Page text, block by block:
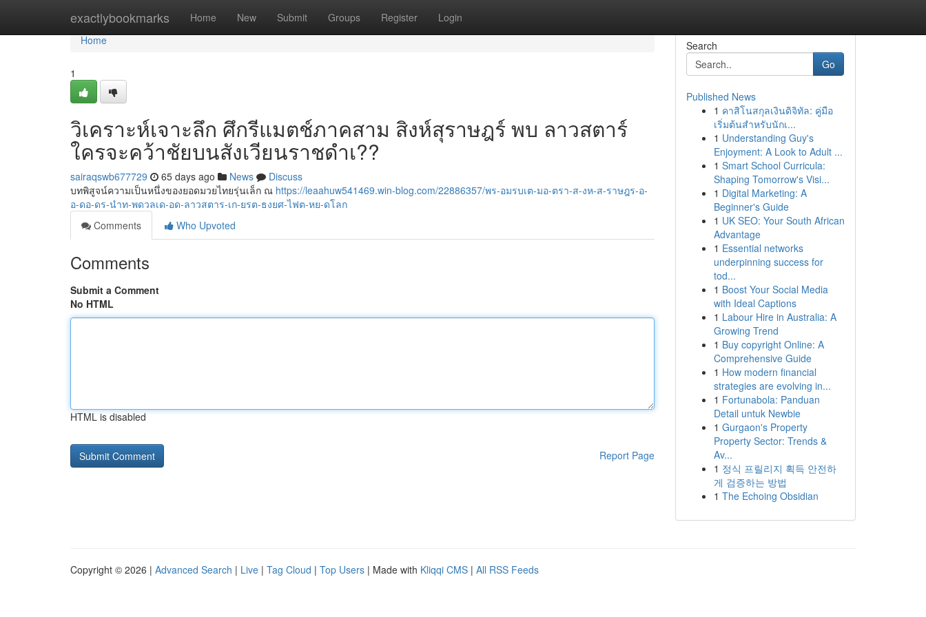
exactlybookmarks Home New Submit Groups Register Login
Home
Home
1
วิเคราะห์เจาะลึก ศึกรีแมตช์ภาคสาม สิงห์สุราษฎร์ พบ ลาวสตาร์
ใครจะคว้าชัยบนสังเวียนราชดำเ??
sairaqswb677729 65 days ago News
Discuss
บทพิสูจน์ความเป็นหนึ่งของยอดมวยไทยรุ่นเล็ก ณ https://leaahuw541469.win-blog.com/22886357/พร-อมรบเต-มอ-ตรา-ส-งห-ส-ราษฎร-อ-
อ-ดอ-ดร-นำท-พดวลเด-อด-ลาวสตาร-เก-ยรต-ธงยศ-ไฟต-หย-ดโลก
Comments
Who Upvoted
Comments
Submit a Comment
No HTML
HTML is disabled
Report Page
Search
Go
Published News
1 คาสิโนสกุลเงินดิจิทัล: คู่มือ
เริ่มต้นสำหรับนักเ...
1 Understanding Guy's
Enjoyment: A Look to Adult ...
1 Smart School Curricula:
Shaping Tomorrow's Visi...
1 Digital Marketing: A
Beginner's Guide
1 UK SEO: Your South African
Advantage
1 Essential networks
underpinning success for
tod...
1 Boost Your Social Media
with Ideal Captions
1 Labour Hire in Australia: A
Growing Trend
1 Buy copyright Online: A
Comprehensive Guide
1 How modern financial
strategies are evolving in...
1 Fortunabola: Panduan
Detail untuk Newbie
1 Gurgaon's Property
Property Sector: Trends &
Av...
1 정식 프릴리지 획득 안전하
게 검증하는 방법
1 The Echoing Obsidian
Copyright © 2026 | Advanced Search | Live | Tag Cloud | Top Users | Made with Kliqqi CMS | All RSS Feeds